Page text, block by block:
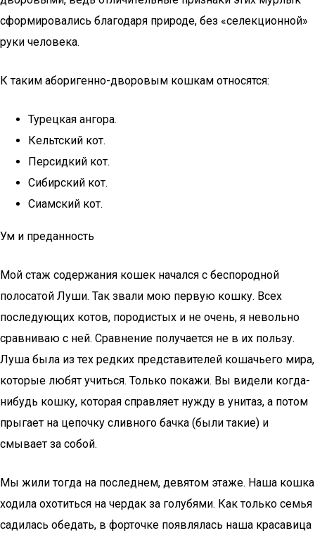
сформировались благодаря природе, без «селекционной»
руки человека.
К таким аборигенно-дворовым кошкам относятся:
Турецкая ангора.
Кельтский кот.
Персидкий кот.
Сибирский кот.
Сиамский кот.
Ум и преданность
Мой стаж содержания кошек начался с беспородной
полосатой Луши. Так звали мою первую кошку. Всех
последующих котов, породистых и не очень, я невольно
сравниваю с ней. Сравнение получается не в их пользу.
Луша была из тех редких представителей кошачьего мира,
которые любят учиться. Только покажи. Вы видели когда-
нибудь кошку, которая справляет нужду в унитаз, а потом
прыгает на цепочку сливного бачка (были такие) и
смывает за собой.
Мы жили тогда на последнем, девятом этаже. Наша кошка
ходила охотиться на чердак за голубями. Как только семья
садилась обедать, в форточке появлялась наша красавица